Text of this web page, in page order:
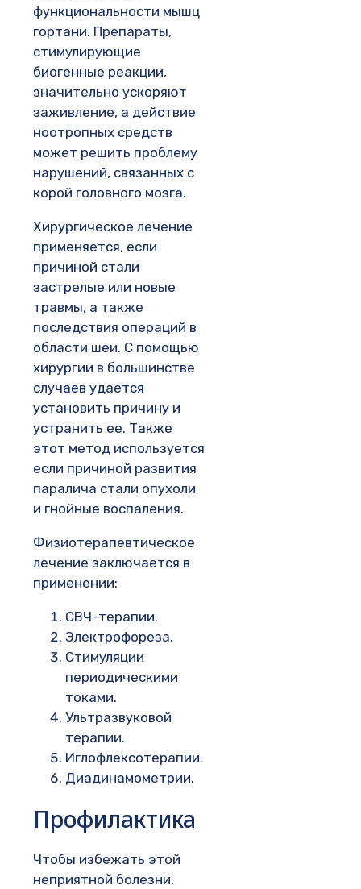
функциональности мышц
гортани. Препараты,
стимулирующие
биогенные реакции,
значительно ускоряют
заживление, а действие
ноотропных средств
может решить проблему
нарушений, связанных с
корой головного мозга.
Хирургическое лечение
применяется, если
причиной стали
застрелые или новые
травмы, а также
последствия операций в
области шеи. С помощью
хирургии в большинстве
случаев удается
установить причину и
устранить ее. Также
этот метод используется
если причиной развития
паралича стали опухоли
и гнойные воспаления.
Физиотерапевтическое
лечение заключается в
применении:
СВЧ-терапии.
Электрофореза.
Стимуляции
периодическими
токами.
Ультразвуковой
терапии.
Иглофлексотерапии.
Диадинамометрии.
Профилактика
Чтобы избежать этой
неприятной болезни,